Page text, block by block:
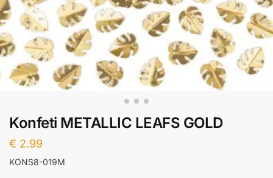
Konfeti METALLIC LEAFS GOLD
€ 2.99
KONS8-019M